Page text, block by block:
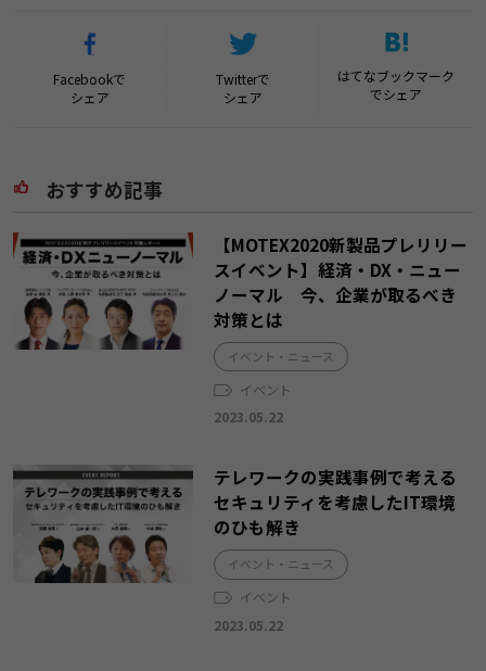
Facebookで
シェア
Twitterで
シェア
はてなブックマーク
でシェア
おすすめ記事
【MOTEX2020新製品プレリリー
スイベント】経済・DX・ニュー
ノーマル 今、企業が取るべき
対策とは
イベント・ニュース
イベント
2023.05.22
テレワークの実践事例で考える
セキュリティを考慮したIT環境
のひも解き
イベント・ニュース
イベント
2023.05.22